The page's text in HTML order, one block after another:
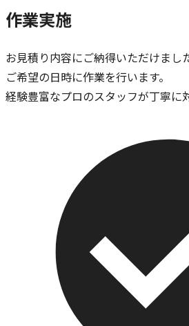
作業実施
お見積り内容にご納得いただけまし
ご希望の日時に作業を行います。
経験豊富なプロのスタッフが丁寧に